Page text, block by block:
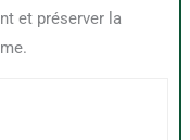
et préserver la